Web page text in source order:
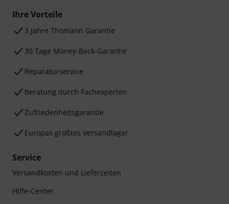
Ihre Vorteile
3 Jahre Thomann Garantie
30 Tage Money-Back-Garantie
Reparaturservice
Beratung durch Fachexperten
Zufriedenheitsgarantie
Europas größtes Versandlager
Service
Versandkosten und Lieferzeiten
Hilfe-Center